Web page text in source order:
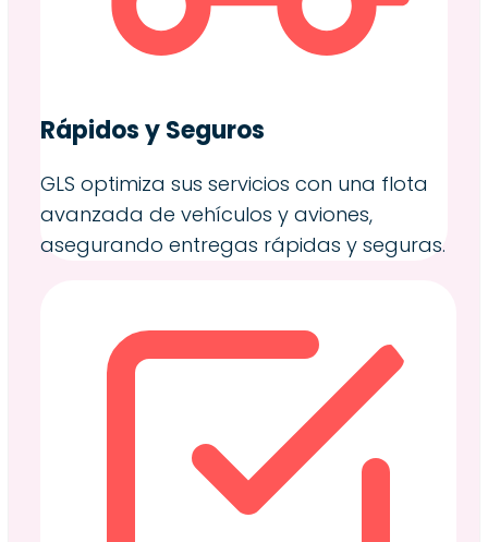
Rápidos y Seguros
GLS optimiza sus servicios con una flota
avanzada de vehículos y aviones,
asegurando entregas rápidas y seguras.